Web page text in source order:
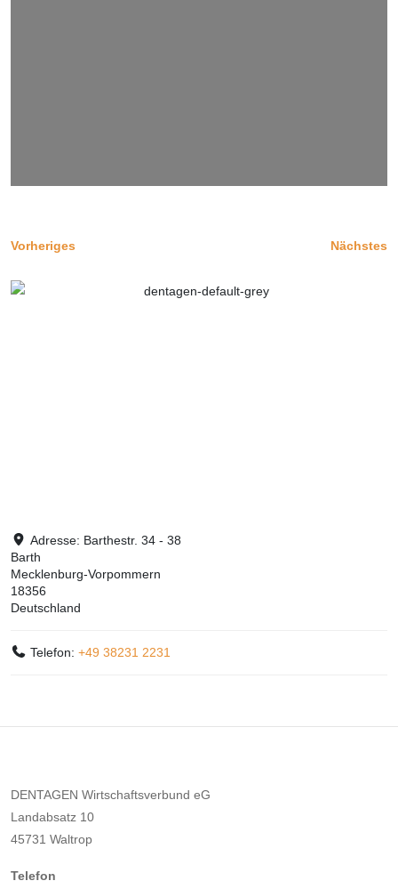
Vorheriges Nächstes
Adresse: Barthestr. 34 - 38
Barth
Mecklenburg-Vorpommern
18356
Deutschland
Telefon:+49 38231 2231
DENTAGEN Wirtschaftsverbund eG
Landabsatz 10
45731 Waltrop
Telefon